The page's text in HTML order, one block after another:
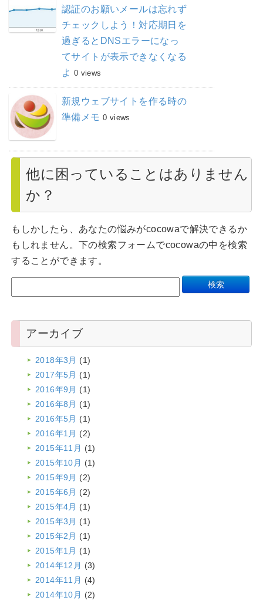
認証のお願いメールは忘れず
チェックしよう！対応期日を
過ぎるとDNSエラーになっ
てサイトが表示できなくなる
よ 0 views
新規ウェブサイトを作る時の
準備メモ 0 views
他に困っていることはありません
か？
もしかしたら、あなたの悩みがcocowaで解決できるか
もしれません。下の検索フォームでcocowaの中を検索
することができます。
アーカイブ
2018年3月 (1)
2017年5月 (1)
2016年9月 (1)
2016年8月 (1)
2016年5月 (1)
2016年1月 (2)
2015年11月 (1)
2015年10月 (1)
2015年9月 (2)
2015年6月 (2)
2015年4月 (1)
2015年3月 (1)
2015年2月 (1)
2015年1月 (1)
2014年12月 (3)
2014年11月 (4)
2014年10月 (2)